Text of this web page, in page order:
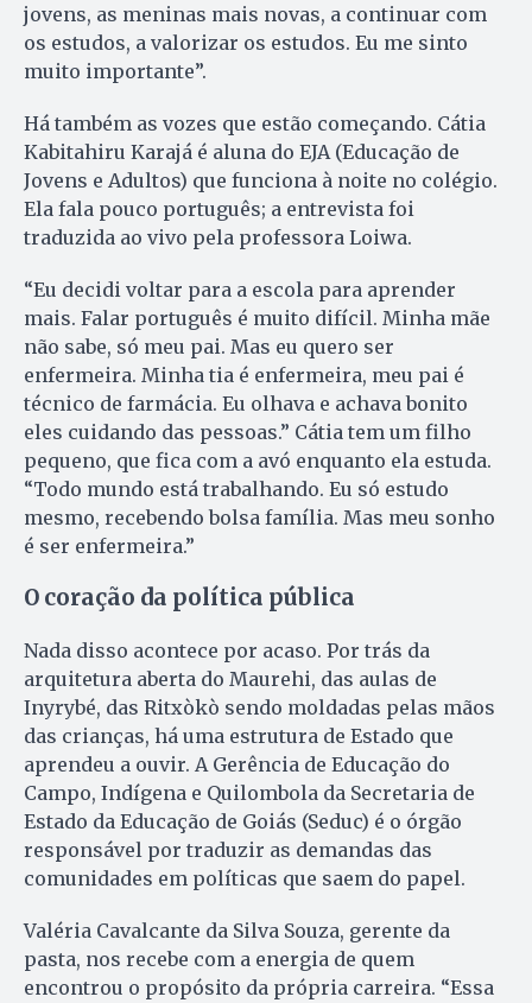
jovens, as meninas mais novas, a continuar com
os estudos, a valorizar os estudos. Eu me sinto
muito importante”.
Há também as vozes que estão começando. Cátia
Kabitahiru Karajá é aluna do EJA (Educação de
Jovens e Adultos) que funciona à noite no colégio.
Ela fala pouco português; a entrevista foi
traduzida ao vivo pela professora Loiwa.
“Eu decidi voltar para a escola para aprender
mais. Falar português é muito difícil. Minha mãe
não sabe, só meu pai. Mas eu quero ser
enfermeira. Minha tia é enfermeira, meu pai é
técnico de farmácia. Eu olhava e achava bonito
eles cuidando das pessoas.” Cátia tem um filho
pequeno, que fica com a avó enquanto ela estuda.
“Todo mundo está trabalhando. Eu só estudo
mesmo, recebendo bolsa família. Mas meu sonho
é ser enfermeira.”
O coração da política pública
Nada disso acontece por acaso. Por trás da
arquitetura aberta do Maurehi, das aulas de
Inyrybé, das Ritxòkò sendo moldadas pelas mãos
das crianças, há uma estrutura de Estado que
aprendeu a ouvir. A Gerência de Educação do
Campo, Indígena e Quilombola da Secretaria de
Estado da Educação de Goiás (Seduc) é o órgão
responsável por traduzir as demandas das
comunidades em políticas que saem do papel.
Valéria Cavalcante da Silva Souza, gerente da
pasta, nos recebe com a energia de quem
encontrou o propósito da própria carreira. “Essa